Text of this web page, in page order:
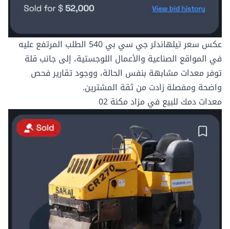
عكس سعرتيلهاندلر جي سي بي 540
الطلب المرتفع عليه
في المواقع الصناعية والأعمال اللوجستية، إلى جانب قلة
توفر معدات مشابهة بنفس الحالة، ووجود تقارير فحص
واضحة ومفصلة زادت من ثقة المشترين.
معدات دمك للبيع في مزاد مكنة 02